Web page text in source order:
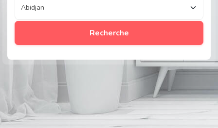
Recherche